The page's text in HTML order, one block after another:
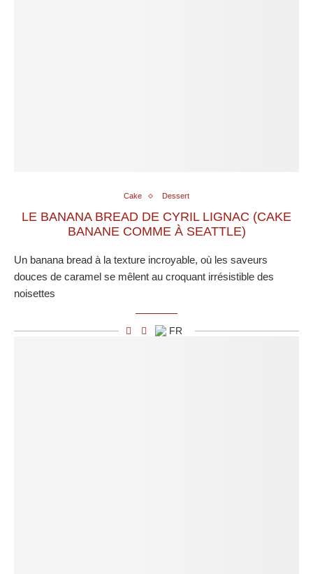
Cake Dessert
LE BANANA BREAD DE CYRIL LIGNAC (CAKE
BANANE COMME À SEATTLE)
Un banana bread à la texture incroyable, où les saveurs
douces de caramel se mêlent au croquant irrésistible des
noisettes
FR